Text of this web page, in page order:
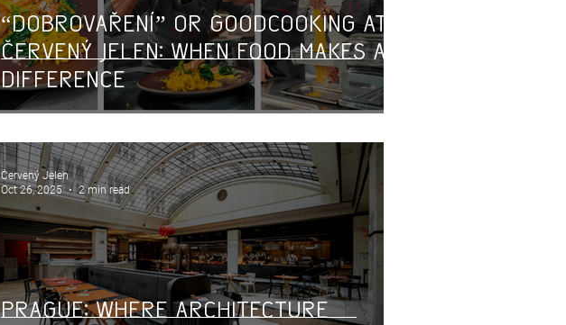
“Dobrovaření” or GoodCooking at
Červený Jelen: When Food Makes a
Difference
Prague: Where Architecture
Červený Jelen
Oct 26, 2025
2 min read